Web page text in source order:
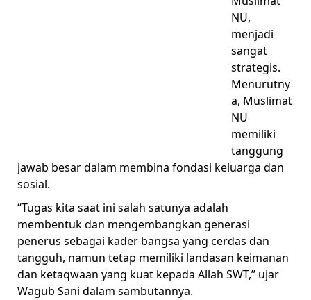
NU,
menjadi
sangat
strategis.
Menurutny
a, Muslimat
NU
memiliki
tanggung
jawab besar dalam membina fondasi keluarga dan
sosial.
“Tugas kita saat ini salah satunya adalah
membentuk dan mengembangkan generasi
penerus sebagai kader bangsa yang cerdas dan
tangguh, namun tetap memiliki landasan keimanan
dan ketaqwaan yang kuat kepada Allah SWT,” ujar
Wagub Sani dalam sambutannya.